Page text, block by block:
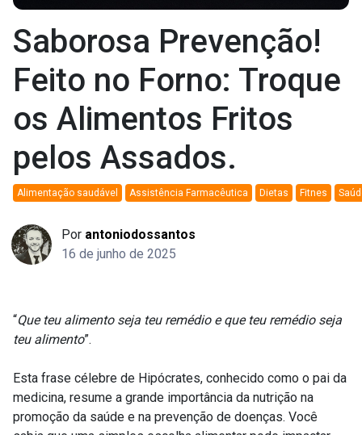
Saborosa Prevenção!
Feito no Forno: Troque
os Alimentos Fritos
pelos Assados.
Alimentação saudável Assistência Farmacêutica Dietas Fitnes
Por antoniodossantos
16 de junho de 2025
“Que teu alimento seja teu remédio e que teu remédio seja
teu alimento”.
Esta frase célebre de Hipócrates, conhecido como o pai da
medicina, resume a grande importância da nutrição na
promoção da saúde e na prevenção de doenças. Você